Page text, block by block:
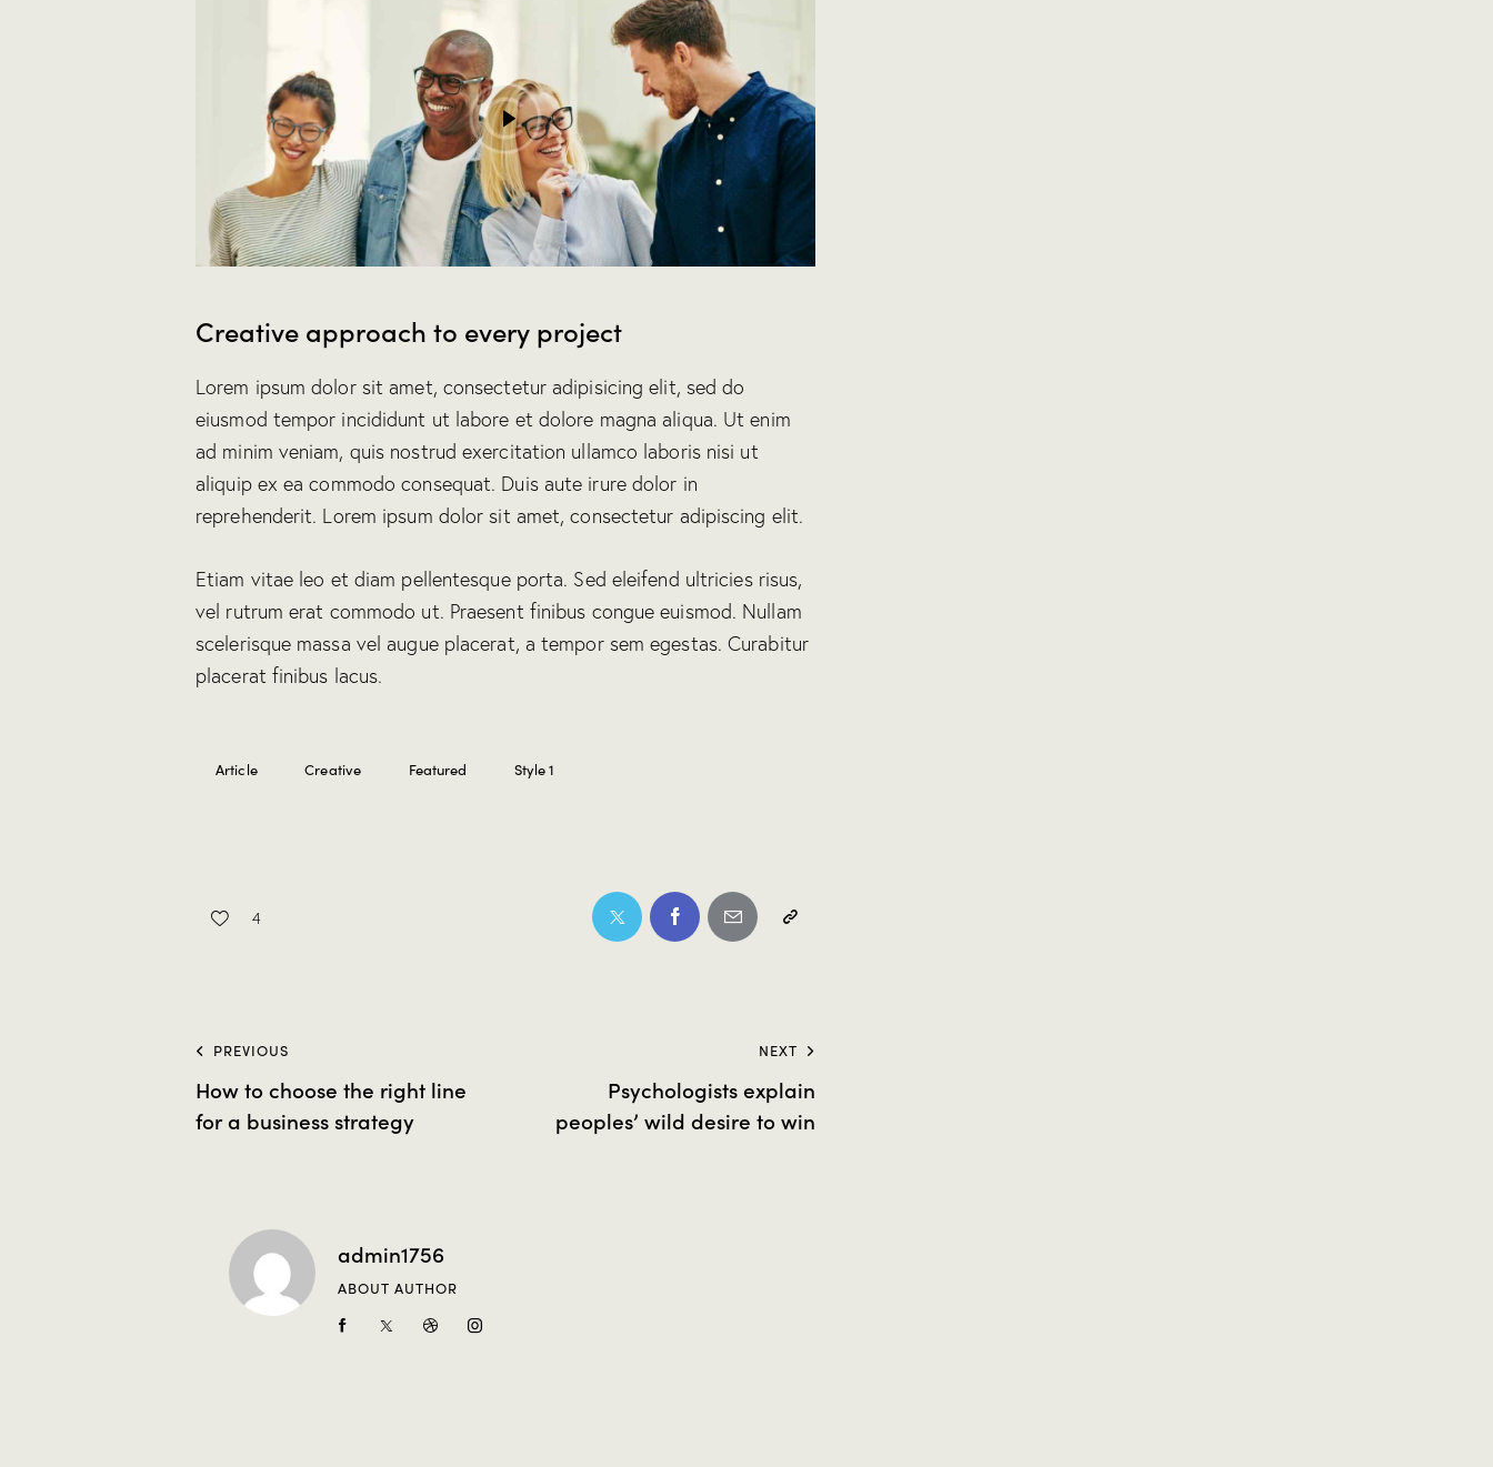
Creative approach to every project
Lorem ipsum dolor sit amet, consectetur adipisicing elit, sed do
eiusmod tempor incididunt ut labore et dolore magna aliqua. Ut enim
ad minim veniam, quis nostrud exercitation ullamco laboris nisi ut
aliquip ex ea commodo consequat. Duis aute irure dolor in
reprehenderit. Lorem ipsum dolor sit amet, consectetur adipiscing elit.
Etiam vitae leo et diam pellentesque porta. Sed eleifend ultricies risus,
vel rutrum erat commodo ut. Praesent finibus congue euismod. Nullam
scelerisque massa vel augue placerat, a tempor sem egestas. Curabitur
placerat finibus lacus.
Article Creative Featured Style 1
4
PREVIOUS
How to choose the right line
for a business strategy
NEXT
Psychologists explain
peoples’ wild desire to win
admin1756
ABOUT AUTHOR